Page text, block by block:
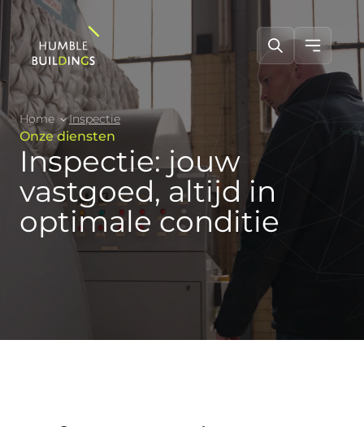
Home Inspectie
Onze diensten
Inspectie: jouw
vastgoed, altijd in
optimale conditie